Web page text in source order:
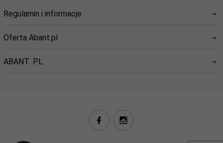
Regulamin i informacje
Oferta Abant.pl
ABANT .PL